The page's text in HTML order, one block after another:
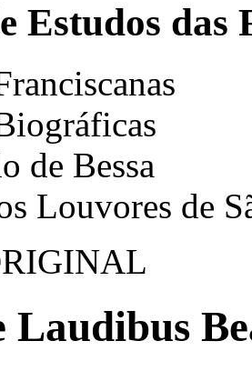
Estudos das
de Bessa
Louvores de
Laudibus